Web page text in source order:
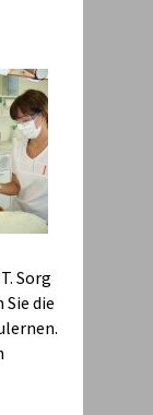
Sorg
Sie die